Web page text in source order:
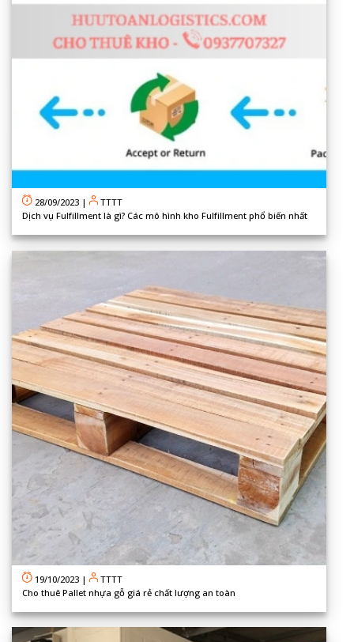
28/09/2023 |
TTTT
Dịch vụ Fulfillment là gì? Các mô hình kho Fulfillment phổ biến nhất
19/10/2023 |
TTTT
Cho thuê Pallet nhựa gỗ giá rẻ chất lượng an toàn